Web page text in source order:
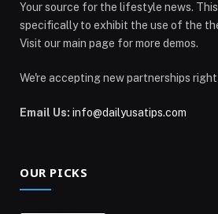
Your source for the lifestyle news.
specifically to exhibit the use of the
Visit our main page for more demos.
We're accepting new partnerships right
Email Us: info@dailyusatips.com
OUR PICKS